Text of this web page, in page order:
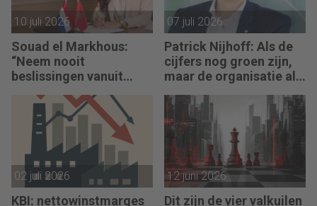
10 juli 2026
Souad el Markhous:
“Neem nooit
beslissingen vanuit
visie.”
07 juli 2026
Patrick Nijhoff: Als de
cijfers nog groen zijn,
maar de organisatie al
02 juli 2026
KBI: nettowinstmarges
12 juni 2026
Dit zijn de vier valkuilen